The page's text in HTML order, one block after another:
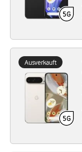
Ausverkauft